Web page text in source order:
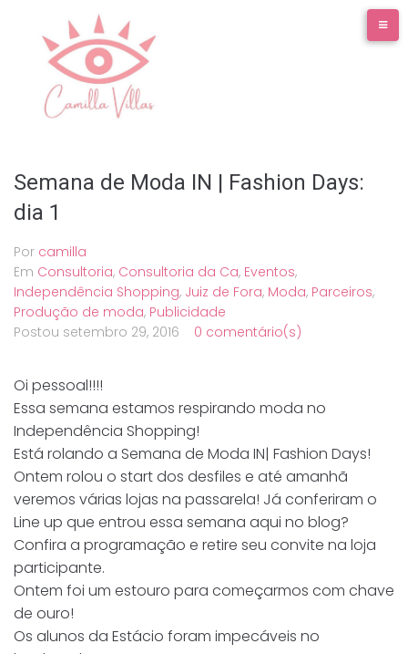
conteúdo
Semana de Moda IN | Fashion Days:
dia 1
Por camilla
Em Consultoria, Consultoria da Ca, Eventos,
Independência Shopping, Juiz de Fora, Moda, Parceiros,
Produção de moda, Publicidade
Postou setembro 29, 2016 0 comentário(s)
Oi pessoal!!!!
Essa semana estamos respirando moda no
Independência Shopping!
Está rolando a Semana de Moda IN| Fashion Days!
Ontem rolou o start dos desfiles e até amanhã
veremos várias lojas na passarela! Já conferiram o
Line up que entrou essa semana aqui no blog?
Confira a programação e retire seu convite na loja
participante.
Ontem foi um estouro para começarmos com chave
de ouro!
Os alunos da Estácio foram impecáveis no